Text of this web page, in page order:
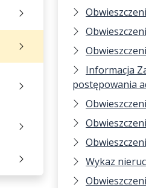
Informacja
postępowania
Wykaz